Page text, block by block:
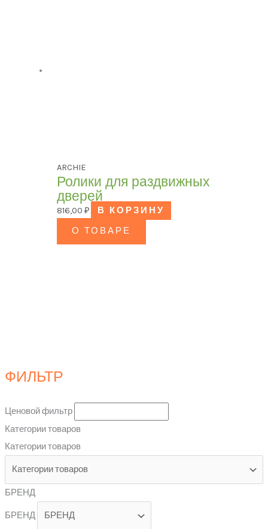
ФИЛЬТР
Ценовой фильтр
Категории товаров
Категории товаров
БРЕНД
БРЕНД
ARCHIE
Ролики для раздвижных
дверей
816,00₽
В КОРЗИНУ
О ТОВАРЕ